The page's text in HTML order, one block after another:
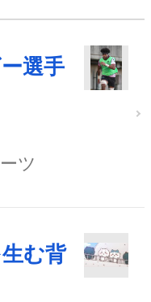
選手
ツ
む背